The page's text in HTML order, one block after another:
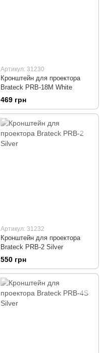
Артикул: 31230
Кронштейн для проектора
Brateck PRB-18M White
469 грн
Артикул: 31232
Кронштейн для проектора
Brateck PRB-2 Silver
550 грн